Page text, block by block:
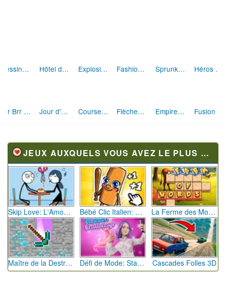
Dessine et Écrase : Le Jeu des Monstres Hôtel des Animaux de Rêve Explosion de Blocs de Sable Fashion Rebelle: Style Grunge Chic Sprunki Monster: Rythmes Musicaux Monstres Héros des Terres Hostiles
Brr Brr Patapim: Le Défi Parkour Délirant Jour d'Aventure: Puzzles en Plein Air Course Mathématique: La Vitesse par les Chiffres Flèches Rusées 2 : Visez Juste et Défiez la Rotation! Empire Fitness - Simulateur de Salle de Sport
JEUX AUXQUELS VOUS AVEZ LE PLUS JOUÉ
Skip Love: L'Amour en Péril Bébé Clic Italien: La Folie des Petits Bambins La Ferme des Mots - Cultivez votre Vocabulaire
Maître de la Destruction: Fusion de Pioches Défi de Mode: Star du Podium Cascades Folles 3D